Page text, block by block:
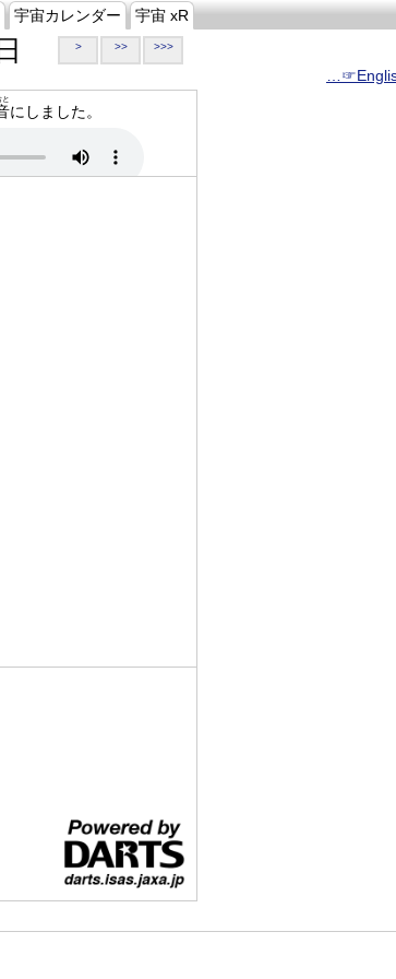
宇宙カレンダー 宇宙 xR
> >> >>>
と
にしました。